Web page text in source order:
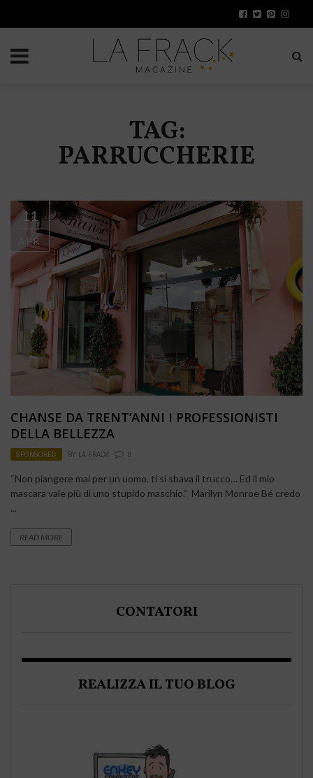
TAG:
PARRUCCHERIE
11
APR
CHANSE DA TRENT’ANNI I PROFESSIONISTI
DELLA BELLEZZA
SPONSORED BY LA FRACK 0
“Non piangere mai per un uomo, ti si sbava il trucco… Ed il mio
mascara vale più di uno stupido maschio.” Marilyn Monroe Bé credo
...
READ MORE
CONTATORI
REALIZZA IL TUO BLOG